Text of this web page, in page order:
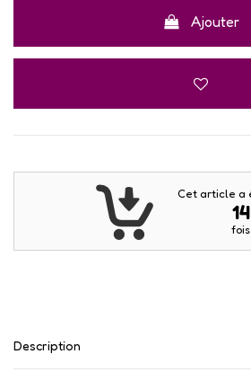
Ajouter
Cet article a
14
fois
Description